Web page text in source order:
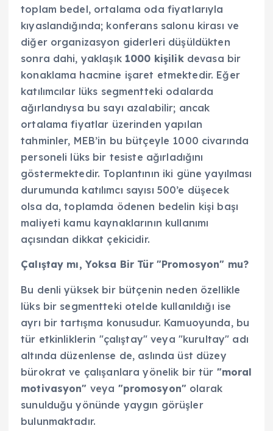
toplam bedel, ortalama oda fiyatlarıyla
kıyaslandığında; konferans salonu kirası ve
diğer organizasyon giderleri düşüldükten
sonra dahi, yaklaşık 1000 kişilikdevasa bir
konaklama hacmine işaret etmektedir. Eğer
katılımcılar lüks segmentteki odalarda
ağırlandıysa bu sayı azalabilir; ancak
ortalama fiyatlar üzerinden yapılan
tahminler, MEB’in bu bütçeyle 1000 civarında
personeli lüks bir tesiste ağırladığını
göstermektedir. Toplantının iki güne yayılması
durumunda katılımcı sayısı 500’e düşecek
olsa da, toplamda ödenen bedelin kişi başı
maliyeti kamu kaynaklarının kullanımı
açısından dikkat çekicidir.
Çalıştay mı, Yoksa Bir Tür "Promosyon" mu?
Bu denli yüksek bir bütçenin neden özellikle
lüks bir segmentteki otelde kullanıldığı ise
ayrı bir tartışma konusudur. Kamuoyunda, bu
tür etkinliklerin "çalıştay" veya "kurultay" adı
altında düzenlense de, aslında üst düzey
bürokrat ve çalışanlara yönelik bir tür "moral
motivasyon" veya "promosyon" olarak
sunulduğu yönünde yaygın görüşler
bulunmaktadır.